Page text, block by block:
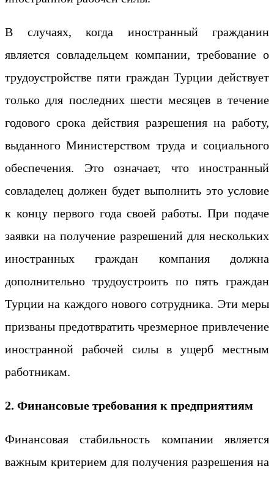
В случаях, когда иностранный гражданин
является совладельцем компании, требование о
трудоустройстве пяти граждан Турции действует
только для последних шести месяцев в течение
годового срока действия разрешения на работу,
выданного Министерством труда и социального
обеспечения. Это означает, что иностранный
совладелец должен будет выполнить это условие
к концу первого года своей работы. При подаче
заявки на получение разрешений для нескольких
иностранных граждан компания должна
дополнительно трудоустроить по пять граждан
Турции на каждого нового сотрудника. Эти меры
призваны предотвратить чрезмерное привлечение
иностранной рабочей силы в ущерб местным
работникам.
2. Финансовые требования к предприятиям
Финансовая стабильность компании является
важным критерием для получения разрешения на